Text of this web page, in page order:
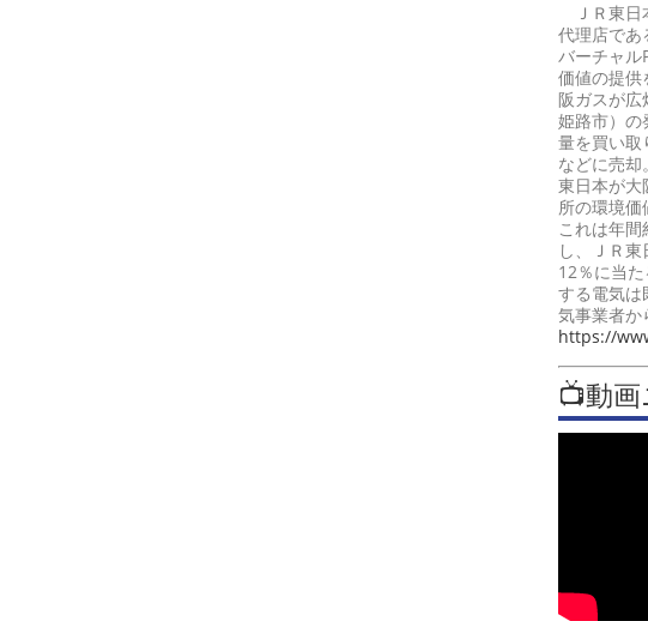
ＪＲ東日
代理店であ
バーチャル
価値の提供
阪ガスが広
姫路市）の
量を買い取
などに売却
東日本が大
所の環境価
これは年
し、ＪＲ
12％に当
する電気は
気事業者か
https://
📺動